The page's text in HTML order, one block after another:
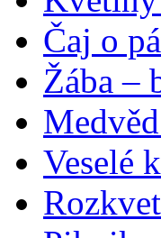
Čaj o
Žába –
Veselé